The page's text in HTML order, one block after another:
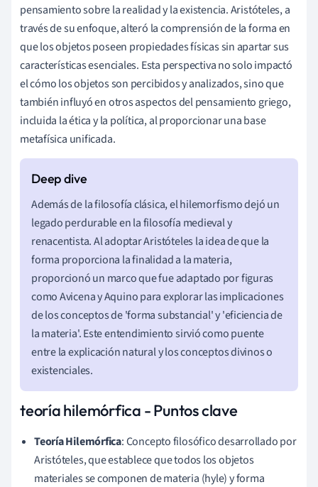
pensamiento sobre la realidad y la existencia. Aristóteles, a
través de su enfoque, alteró la comprensión de la forma en
que los objetos poseen propiedades físicas sin apartar sus
características esenciales. Esta perspectiva no solo impactó
el cómo los objetos son percibidos y analizados, sino que
también influyó en otros aspectos del pensamiento griego,
incluida la ética y la política, al proporcionar una base
metafísica unificada.
Además de la filosofía clásica, el hilemorfismo dejó un
legado perdurable en la filosofía medieval y
renacentista. Al adoptar Aristóteles la idea de que la
forma proporciona la finalidad a la materia,
proporcionó un marco que fue adaptado por figuras
como Avicena y Aquino para explorar las implicaciones
de los conceptos de 'forma substancial' y 'eficiencia de
la materia'. Este entendimiento sirvió como puente
entre la explicación natural y los conceptos divinos o
existenciales.
teoría hilemórfica - Puntos clave
Teoría Hilemórfica: Concepto filosófico desarrollado por
Aristóteles, que establece que todos los objetos
materiales se componen de materia (hyle) y forma